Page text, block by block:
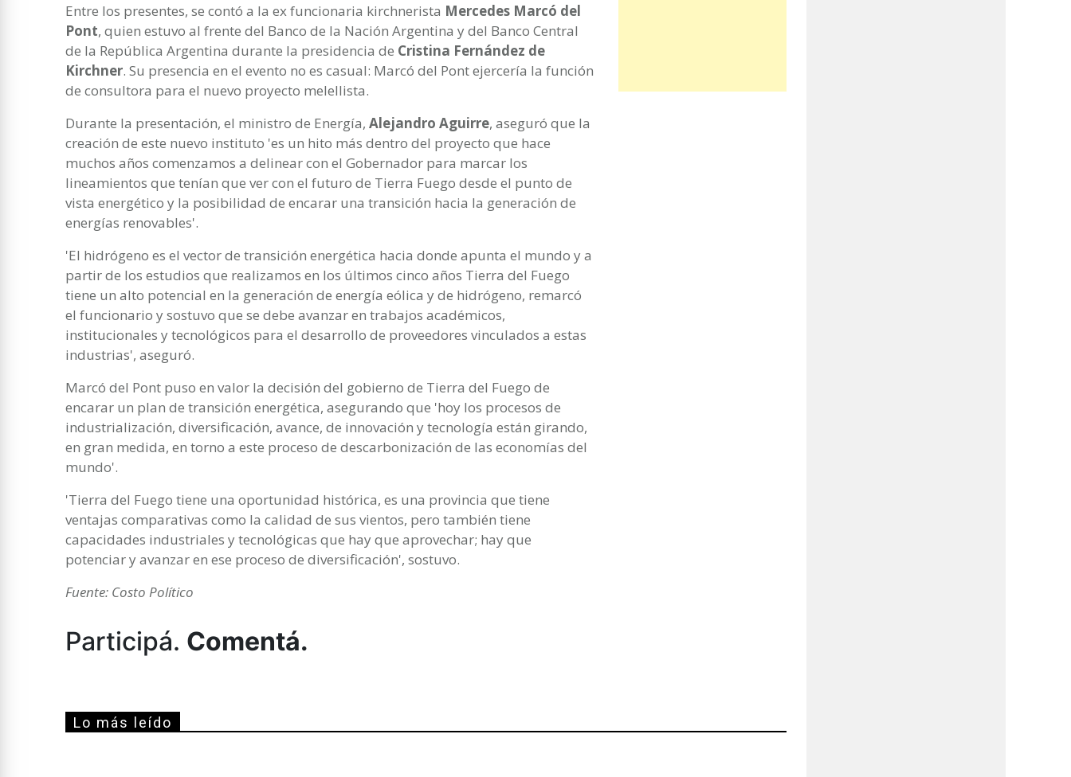
Entre los presentes, se contó a la ex funcionaria kirchnerista Mercedes Marcó del
Pont, quien estuvo al frente del Banco de la Nación Argentina y del Banco Central
de la República Argentina durante la presidencia de Cristina Fernández de
Kirchner. Su presencia en el evento no es casual: Marcó del Pont ejercería la función
de consultora para el nuevo proyecto melellista.
Durante la presentación, el ministro de Energía, Alejandro Aguirre, aseguró que la
creación de este nuevo instituto 'es un hito más dentro del proyecto que hace
muchos años comenzamos a delinear con el Gobernador para marcar los
lineamientos que tenían que ver con el futuro de Tierra Fuego desde el punto de
vista energético y la posibilidad de encarar una transición hacia la generación de
energías renovables'.
'El hidrógeno es el vector de transición energética hacia donde apunta el mundo y a
partir de los estudios que realizamos en los últimos cinco años Tierra del Fuego
tiene un alto potencial en la generación de energía eólica y de hidrógeno, remarcó
el funcionario y sostuvo que se debe avanzar en trabajos académicos,
institucionales y tecnológicos para el desarrollo de proveedores vinculados a estas
industrias', aseguró.
Marcó del Pont puso en valor la decisión del gobierno de Tierra del Fuego de
encarar un plan de transición energética, asegurando que 'hoy los procesos de
industrialización, diversificación, avance, de innovación y tecnología están girando,
en gran medida, en torno a este proceso de descarbonización de las economías del
mundo'.
'Tierra del Fuego tiene una oportunidad histórica, es una provincia que tiene
ventajas comparativas como la calidad de sus vientos, pero también tiene
capacidades industriales y tecnológicas que hay que aprovechar; hay que
potenciar y avanzar en ese proceso de diversificación', sostuvo.
Fuente: Costo Político
Participá. Comentá.
Lo más leído